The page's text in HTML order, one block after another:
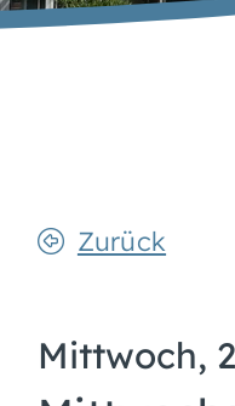
Zurück
Mittwoch,